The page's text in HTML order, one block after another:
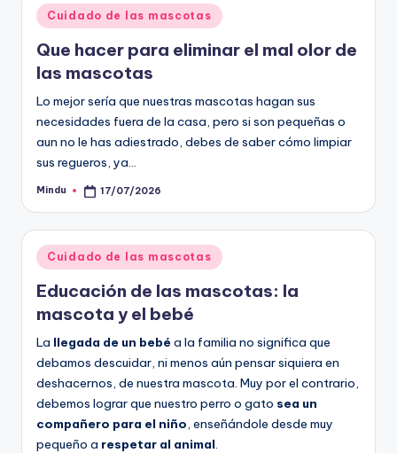
Publicado
en
Cuidado de las mascotas
Que hacer para eliminar el mal olor de
las mascotas
Lo mejor sería que nuestras mascotas hagan sus
necesidades fuera de la casa, pero si son pequeñas o
aun no le has adiestrado, debes de saber cómo limpiar
sus regueros, ya…
Publicado
Mindu 17/07/2026
Publicado
en
Cuidado de las mascotas
Educación de las mascotas: la
mascota y el bebé
La llegada de un bebé a la familia no significa que
debamos descuidar, ni menos aún pensar siquiera en
deshacernos, de nuestra mascota. Muy por el contrario,
debemos lograr que nuestro perro o gato sea un
compañero para el niño, enseñándole desde muy
pequeño a respetar al animal.